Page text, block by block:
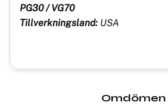
PG30 / VG70
Tillverkningsland: USA
Omdömen